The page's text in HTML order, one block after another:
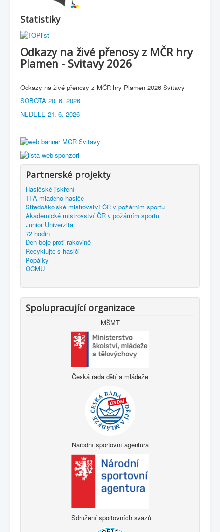
Statistiky
Odkazy na živé přenosy z MČR hry
Plamen - Svitavy 2026
Odkazy na živé přenosy z MČR hry Plamen 2026 Svitavy
SOBOTA 20. 6. 2026
NEDĚLE 21. 6. 2026
Partnerské projekty
Hasičské jiskření
TFA mladého hasiče
Středoškolské mistrovství ČR v požárním sportu
Akademické mistrovství ČR v požárním sportu
Junior Univerzita
72 hodin
Den boje proti rakovině
Recyklujte s hasiči
Popálky
OČMU
Spolupracující organizace
MŠMT
Česká rada dětí a mládeže
Národní sportovní agentura
Sdružení sportovních svazů